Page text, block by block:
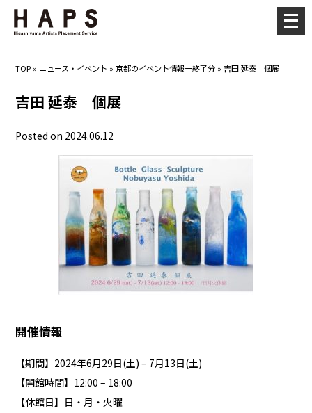
TOP » ニュース・イベント »京都のイベント情報ー終了分 »吉田 延泰 個展
吉田 延泰 個展
Posted on 2024.06.12
開催情報
【期間】2024年6月29日(土) – 7月13日(土)
【開館時間】12:00 – 18:00
【休館日】日・月・火曜
メ
ニ
ー